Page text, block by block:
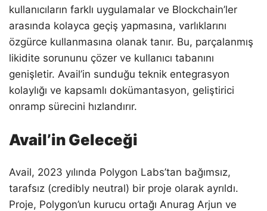
kullanıcıların farklı uygulamalar ve Blockchain’ler
arasında kolayca geçiş yapmasına, varlıklarını
özgürce kullanmasına olanak tanır. Bu, parçalanmış
likidite sorununu çözer ve kullanıcı tabanını
genişletir. Avail’in sunduğu teknik entegrasyon
kolaylığı ve kapsamlı dokümantasyon, geliştirici
onramp sürecini hızlandırır.
Avail’in Geleceği
Avail, 2023 yılında Polygon Labs’tan bağımsız,
tarafsız (credibly neutral) bir proje olarak ayrıldı.
Proje, Polygon’un kurucu ortağı Anurag Arjun ve